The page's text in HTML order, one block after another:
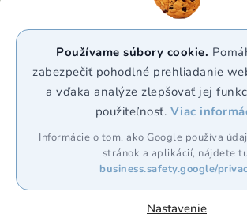
Používame súbory cookie.
zabezpečiť pohodlné prehliadanie
a vďaka analýze zlepšovať jej
použiteľnosť. Viac
Informácie o tom, ako Google používa
stránok a aplikácií, nájdete
business.safety.google/
Nastavenie
WhatsApp
Sledujte nás